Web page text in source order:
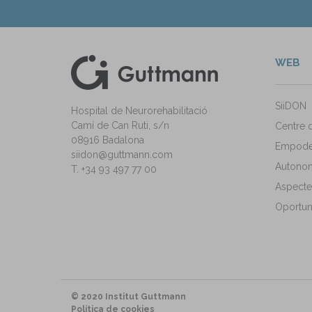
Hospital de Neurorehabilitació
Camí de Can Ruti, s/n
08916 Badalona
siidon@guttmann.com
T. +34 93 497 77 00
WEB
SiiDON
Centre
© 2020 Institut Guttmann
Política de cookies